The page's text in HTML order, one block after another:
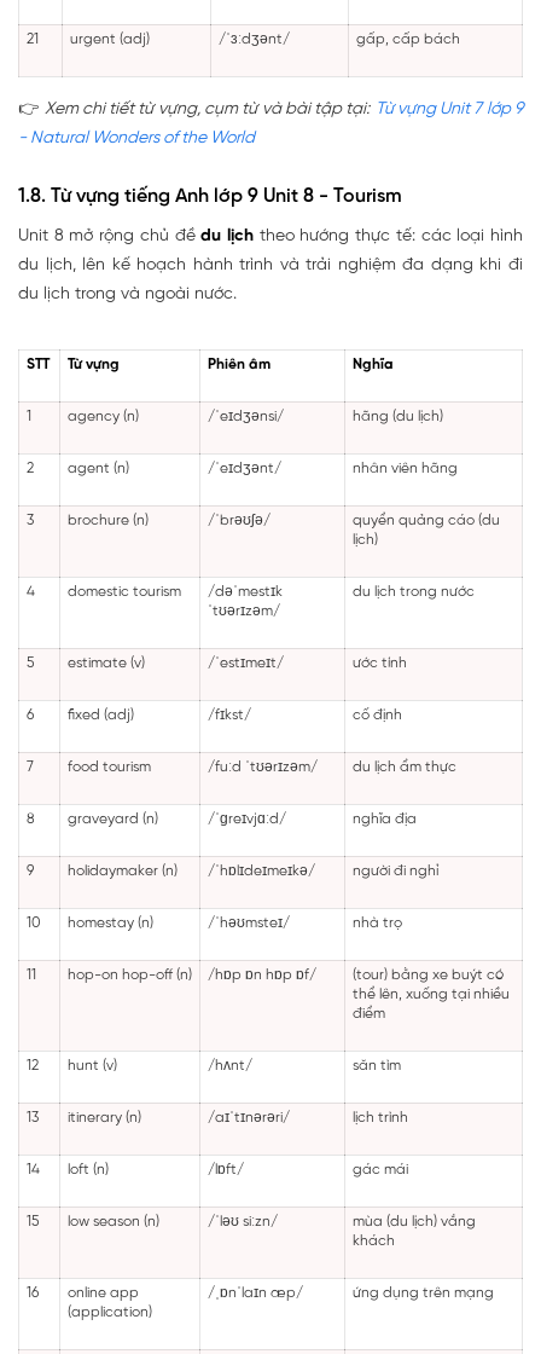
21 urgent (adj) /ˈɜːdʒənt/ gấp, cấp bách
👉 Xem chi tiết từ vựng, cụm từ và bài tập tại: Từ vựng Unit 7 lớp 9
- Natural Wonders of the World
1.8. Từ vựng tiếng Anh lớp 9 Unit 8 - Tourism
Unit 8 mở rộng chủ đềdu lịch theo hướng thực tế: các loại hình
du lịch, lên kế hoạch hành trình và trải nghiệm đa dạng khi đi
du lịch trong và ngoài nước.
STT Từ vựng Phiên âm Nghĩa
1 agency (n) /ˈeɪdʒənsi/ hãng (du lịch)
2 agent (n) /ˈeɪdʒənt/ nhân viên hãng
3 brochure (n) /ˈbrəʊʃə/
quyển quảng cáo (du
lịch)
4 domestic tourism
/dəˈmestɪk
ˈtʊərɪzəm/
du lịch trong nước
5 estimate (v) /ˈestɪmeɪt/ ước tính
6 fixed (adj) /fɪkst/ cố định
7 food tourism /fuːd ˈtʊərɪzəm/ du lịch ẩm thực
8 graveyard (n) /ˈɡreɪvjɑːd/ nghĩa địa
9 holidaymaker (n) /ˈhɒlɪdeɪmeɪkə/ người đi nghỉ
10 homestay (n) /ˈhəʊmsteɪ/ nhà trọ
11 hop-on hop-off (n) /hɒp ɒn hɒp ɒf/
(tour) bằng xe buýt có
thể lên, xuống tại nhiều
điểm
12 hunt (v) /hʌnt/ săn tìm
13 itinerary (n) /aɪˈtɪnərəri/ lịch trình
14 loft (n) /lɒft/ gác mái
15 low season (n) /ˈləʊ siːzn/
mùa (du lịch) vắng
khách
16
online app
(application)
/ˌɒnˈlaɪn æp/ ứng dụng trên mạng